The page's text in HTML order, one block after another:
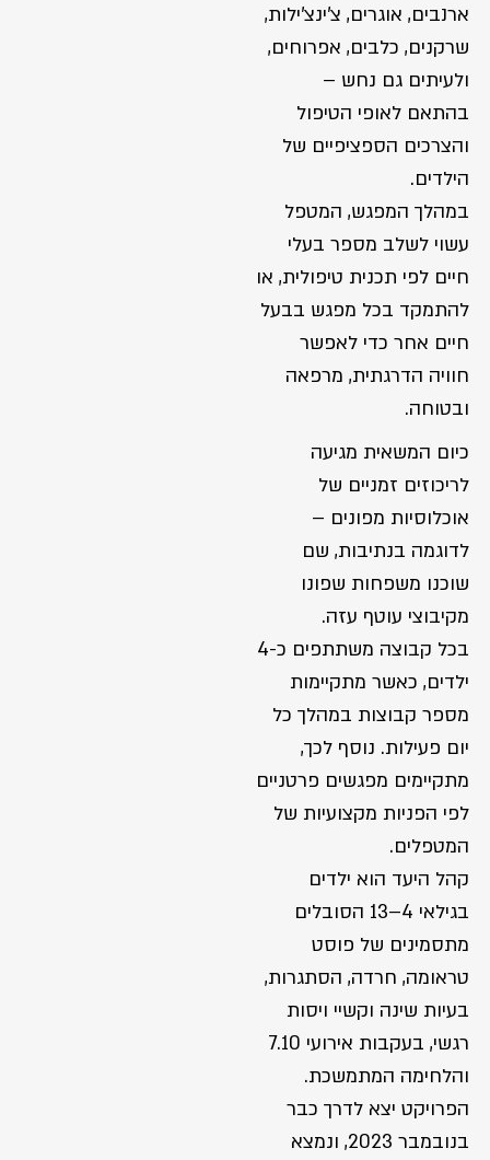
ארנבים, אוגרים, צ'ינצ'ילות,
שרקנים, כלבים, אפרוחים,
ולעיתים גם נחש –
בהתאם לאופי הטיפול
והצרכים הספציפיים של
הילדים.
במהלך המפגש, המטפל
עשוי לשלב מספר בעלי
חיים לפי תכנית טיפולית, או
להתמקד בכל מפגש בבעל
חיים אחר כדי לאפשר
חוויה הדרגתית, מרפאה
ובטוחה.
כיום המשאית מגיעה
לריכוזים זמניים של
אוכלוסיות מפונים –
לדוגמה בנתיבות, שם
שוכנו משפחות שפונו
מקיבוצי עוטף עזה.
בכל קבוצה משתתפים כ-4
ילדים, כאשר מתקיימות
מספר קבוצות במהלך כל
יום פעילות. נוסף לכך,
מתקיימים מפגשים פרטניים
לפי הפניות מקצועיות של
המטפלים.
קהל היעד הוא ילדים
בגילאי 4–13 הסובלים
מתסמינים של פוסט
טראומה, חרדה, הסתגרות,
בעיות שינה וקשיי ויסות
רגשי, בעקבות אירועי 7.10
והלחימה המתמשכת.
הפרויקט יצא לדרך כבר
בנובמבר 2023, ונמצא